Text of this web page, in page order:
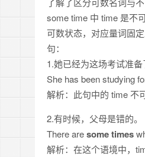
some time 中 time 是不
可数状态，对应量词固
句：
1.她已经为这场考试准备
She has been studying
解析：此句中的 time 不
2.有时候，父母是错的。
There aresome times
解析：在这个语境中，